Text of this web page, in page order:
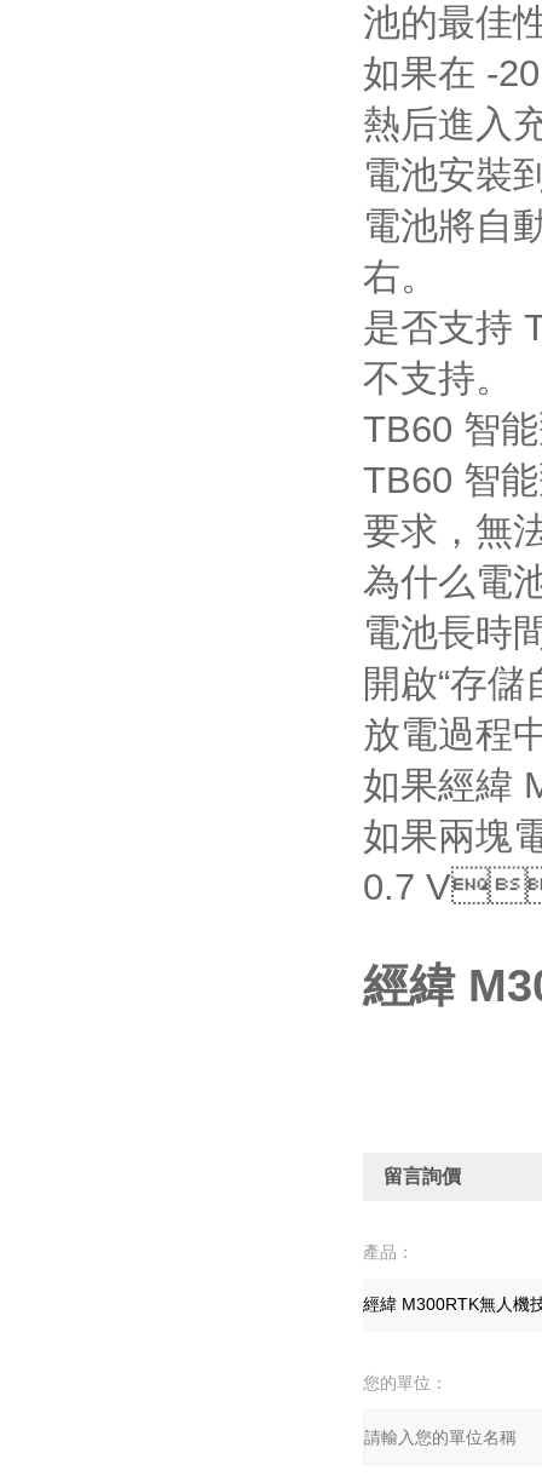
池的最佳
如果在 -20
熱后進入充
電池安裝
電池將自
右。
是否支持
不支持。
TB60 智能
TB60 智
要求，無
為什么電
電池長時
開啟“存儲
放電過程中
如果經緯
如果兩塊
0.7
經緯
留言詢價
產品：
您的單位：